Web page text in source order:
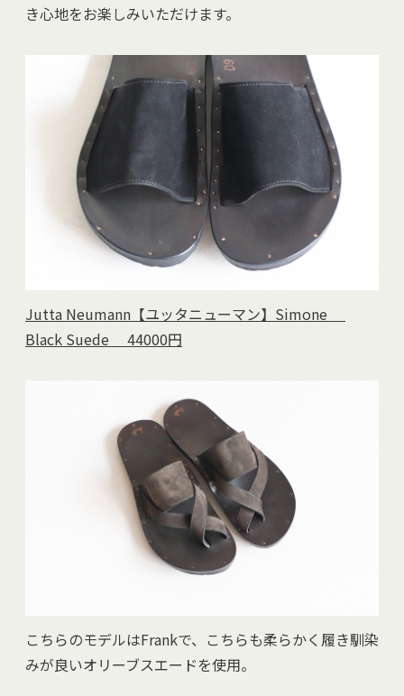
き心地をお楽しみいただけます。
Jutta Neumann【ユッタニューマン】Simone
Black Suede 44000円
こちらのモデルはFrankで、こちらも柔らかく履き馴染
みが良いオリーブスエードを使用。